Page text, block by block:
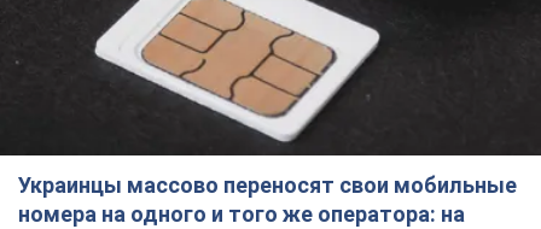
Украинцы массово переносят свои мобильные
номера на одного и того же оператора: на